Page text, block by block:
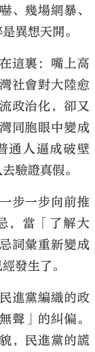
、幾場網暴、
異想天開。
這裏：嘴上高
社會對大陸愈
政治化，卻又
同胞眼中變成
通人逼成破壁
驗證真假。
步一步向前推
，當「了解大
詞彙重新變成
發生了。
進黨編織的政
聲」的糾偏。
，民進黨的謊